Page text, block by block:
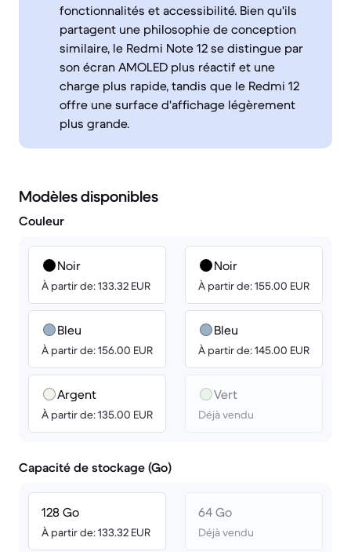
fonctionnalités et accessibilité. Bien qu'ils
partagent une philosophie de conception
similaire, le Redmi Note 12 se distingue par
son écran AMOLED plus réactif et une
charge plus rapide, tandis que le Redmi 12
offre une surface d'affichage légèrement
plus grande.
Modèles disponibles
Couleur
Noir
À partir de: 133.32 EUR
Bleu
À partir de: 156.00 EUR
Argent
À partir de: 135.00 EUR
Noir
À partir de: 155.00 EUR
Bleu
À partir de: 145.00 EUR
Vert
Déjà vendu
Capacité de stockage (Go)
128 Go
À partir de: 133.32 EUR
64 Go
Déjà vendu